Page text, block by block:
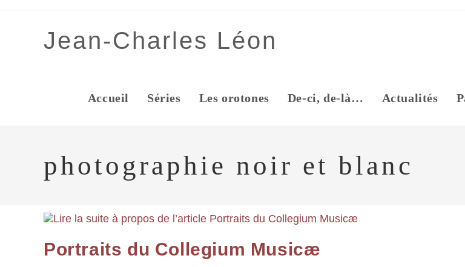
Jean-Charles Léon
Accueil Séries Les orotones De-ci, de-là… Actualités
photographie noir et blanc
Portraits du Collegium Musicæ